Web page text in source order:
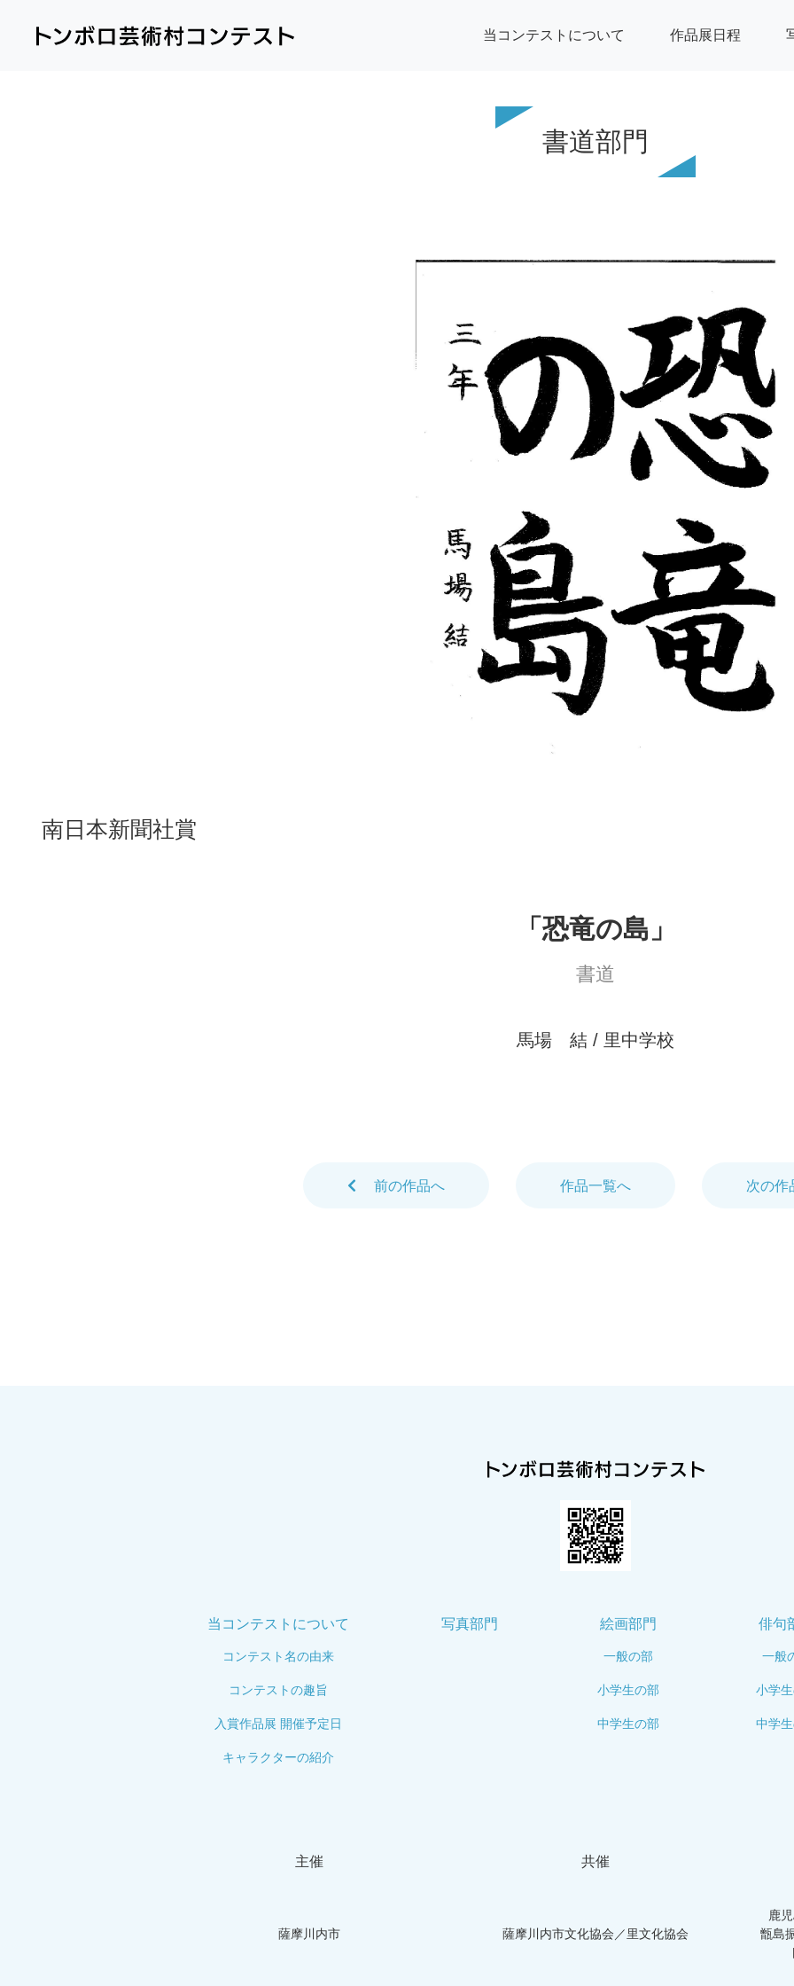
当コンテストについて 作品展日程
書道部門
南日本新聞社賞
「恐竜の島」
書道
馬場 結 / 里中学校
前の作品へ 作品一覧へ 次の作
当コンテストについて
コンテスト名の由来
コンテストの趣旨
入賞作品展 開催予定日
キャラクターの紹介
写真部門 絵画部門
一般の部
小学生の部
中学生の部
俳句
一般
小学
中学
主催
薩摩川内市
共催
薩摩川内市文化協会／里文化協会
鹿
甑島